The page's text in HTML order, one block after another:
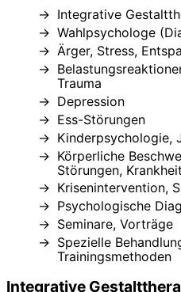
Integrative
Wahlpsychologe
Ärger, Stress,
Trauma
Depression
Ess-Störungen
Kinderpsychologie,
Körperliche
Störungen,
Krisenintervention,
Psychologische
Seminare, Vorträge
Spezielle
Trainingsmethoden
Integrative